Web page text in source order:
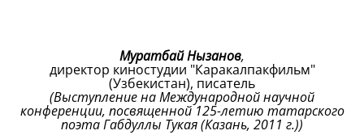
Муратбай Нызанов,
директор киностудии "Каракалпакфильм"
(Узбекистан), писатель
(Выступление на Международной научной
конференции, посвященной 125-летию татарского
поэта Габдуллы Тукая (Казань, 2011 г.))